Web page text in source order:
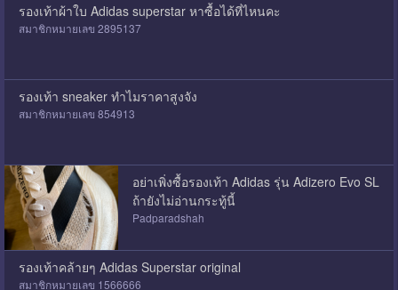
รองเท้าผ้าใบ Adidas superstar หาซื้อได้ที่ไหนคะ
สมาชิกหมายเลข 2895137
รองเท้า sneaker ทำไมราคาสูงจัง
สมาชิกหมายเลข 854913
อย่าเพิ่งซื้อรองเท้า Adidas รุ่น Adizero Evo SL
ถ้ายังไม่อ่านกระทู้นี้
Padparadshah
รองเท้าคล้ายๆ Adidas Superstar original
สมาชิกหมายเลข 1566666